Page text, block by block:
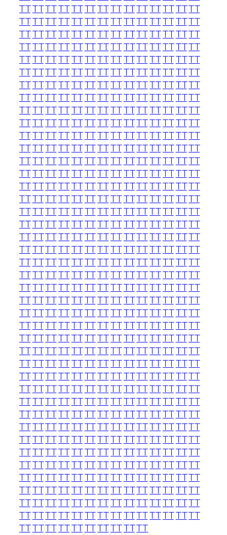
TTTTTTTTTTTTTTTTTTTTTTTTTTTT
TTTTTTTTTTTTTTTTTTTTTTTTTTTT
TTTTTTTTTTTTTTTTTTTTTTTTTTTT
TTTTTTTTTTTTTTTTTTTTTTTTTTTT
TTTTTTTTTTTTTTTTTTTTTTTTTTTT
TTTTTTTTTTTTTTTTTTTTTTTTTTTT
TTTTTTTTTTTTTTTTTTTTTTTTTTTT
TTTTTTTTTTTTTTTTTTTTTTTTTTTT
TTTTTTTTTTTTTTTTTTTTTTTTTTTT
TTTTTTTTTTTTTTTTTTTTTTTTTTTT
TTTTTTTTTTTTTTTTTTTTTTTTTTTT
TTTTTTTTTTTTTTTTTTTTTTTTTTTT
TTTTTTTTTTTTTTTTTTTTTTTTTTTT
TTTTTTTTTTTTTTTTTTTTTTTTTTTT
TTTTTTTTTTTTTTTTTTTTTTTTTTTT
TTTTTTTTTTTTTTTTTTTTTTTTTTTT
TTTTTTTTTTTTTTTTTTTTTTTTTTTT
TTTTTTTTTTTTTTTTTTTTTTTTTTTT
TTTTTTTTTTTTTTTTTTTTTTTTTTTT
TTTTTTTTTTTTTTTTTTTTTTTTTTTT
TTTTTTTTTTTTTTTTTTTTTTTTTTTT
TTTTTTTTTTTTTTTTTTTTTTTTTTTT
TTTTTTTTTTTTTTTTTTTTTTTTTTTT
TTTTTTTTTTTTTTTTTTTTTTTTTTTT
TTTTTTTTTTTTTTTTTTTTTTTTTTTT
TTTTTTTTTTTTTTTTTTTTTTTTTTTT
TTTTTTTTTTTTTTTTTTTTTTTTTTTT
TTTTTTTTTTTTTTTTTTTTTTTTTTTT
TTTTTTTTTTTTTTTTTTTTTTTTTTTT
TTTTTTTTTTTTTTTTTTTTTTTTTTTT
TTTTTTTTTTTTTTTTTTTTTTTTTTTT
TTTTTTTTTTTTTTTTTTTTTTTTTTTT
TTTTTTTTTTTTTTTTTTTTTTTTTTTT
TTTTTTTTTTTTTTTTTTTTTTTTTTTT
TTTTTTTTTTTTTTTTTTTTTTTTTTTT
TTTTTTTTTTTTTTTTTTTTTTTTTTTT
TTTTTTTTTTTTTTTTTTTTTTTTTTTT
TTTTTTTTTTTTTTTTTTTTTTTTTTTT
TTTTTTTTTTTTTTTTTTTTTTTTTTTT
TTTTTTTTTTTTTTTTTTTTTTTTTTTT
TTTTTTTTTTTTTTTTTTTTTTTTTTTT
TTTTTTTTTTTTTTTTTTTT